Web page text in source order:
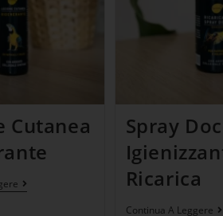
Cutanea
Spray
Ricarica
Continua A Leggere